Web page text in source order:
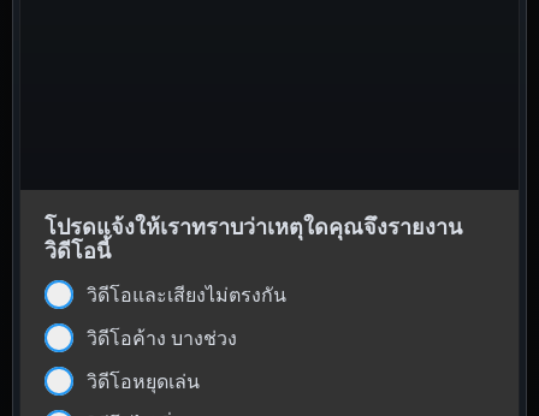
โปรดแจ้งให้เราทราบว่าเหตุใดคุณจึงรายงาน
วิดีโอนี้
วิดีโอและเสียงไม่ตรงกัน
วิดีโอค้าง บางช่วง
วิดีโอหยุดเล่น